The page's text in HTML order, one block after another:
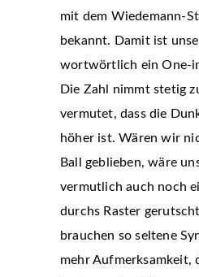
mit dem Wiedemann-
bekannt. Damit ist
wortwörtlich ein One-
Die Zahl nimmt stetig
vermutet, dass die
höher ist. Wären wir
Ball geblieben, wäre
vermutlich auch noch
durchs Raster
brauchen so seltene
mehr Aufmerksamkeit,